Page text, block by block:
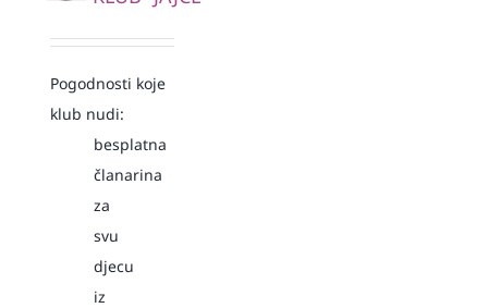
Pogodnosti koje
klub nudi:
besplatna
članarina
za
svu
djecu
iz